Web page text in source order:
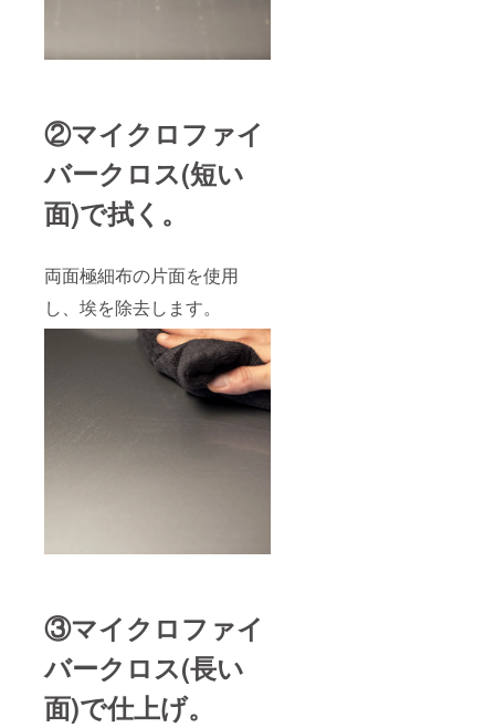
②マイクロファイ
バークロス(短い
面)で拭く。
両面極細布の片面を使用
し、埃を除去します。
③マイクロファイ
バークロス(長い
面)で仕上げ。